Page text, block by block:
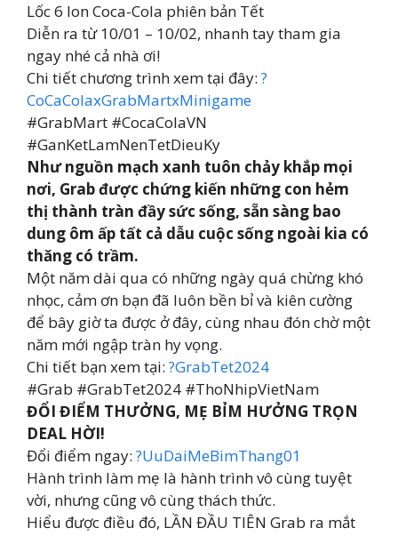
Lốc 6 lon Coca-Cola phiên bản Tết
Diễn ra từ 10/01 – 10/02, nhanh tay tham gia
ngay nhé cả nhà ơi!
Chi tiết chương trình xem tại đây: ?
CoCaColaxGrabMartxMinigame
#GrabMart #CocaColaVN
#GanKetLamNenTetDieuKy
Như nguồn mạch xanh tuôn chảy khắp mọi
nơi, Grab được chứng kiến những con hẻm
thị thành tràn đầy sức sống, sẵn sàng bao
dung ôm ấp tất cả dẫu cuộc sống ngoài kia có
thăng có trầm.
Một năm dài qua có những ngày quá chừng khó
nhọc, cảm ơn bạn đã luôn bền bỉ và kiên cường
để bây giờ ta được ở đây, cùng nhau đón chờ một
năm mới ngập tràn hy vọng.
Chi tiết bạn xem tại: ?GrabTet2024
#Grab #GrabTet2024 #ThoNhipVietNam
ĐỔI ĐIỂM THƯỞNG, MẸ BỈM HƯỞNG TRỌN
DEAL HỜI!
Đổi điểm ngay: ?UuDaiMeBimThang01
Hành trình làm mẹ là hành trình vô cùng tuyệt
vời, nhưng cũng vô cùng thách thức.
Hiểu được điều đó, LẦN ĐẦU TIÊN Grab ra mắt